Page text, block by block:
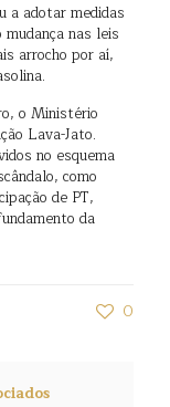
a adotar medidas
nas leis
arrocho por aí,
o Ministério
Lava-Jato.
no esquema
como
de PT,
da
0